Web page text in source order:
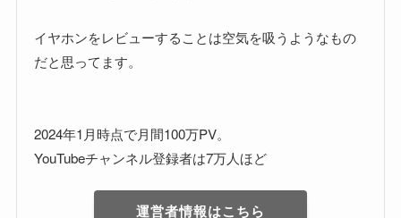
イヤホンをレビューすることは空気を吸うようなもの
だと思ってます。
2024年1月時点で月間100万PV。
YouTubeチャンネル登録者は7万人ほど
運営者情報はこちら